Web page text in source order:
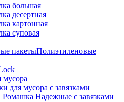
большая
десертная
картонная
суповая
Полиэтиленовые
для мусора с завязками
Ромашка Надежные с завязками